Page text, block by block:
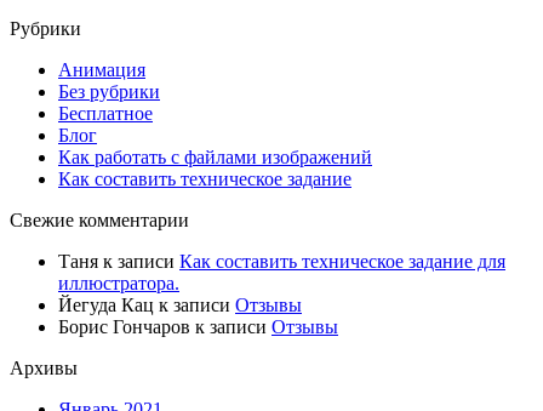
Рубрики
Анимация
Без рубрики
Бесплатное
Блог
Как работать с файлами изображений
Как составить техническое задание
Свежие комментарии
Таня к записи Как составить техническое задание для
иллюстратора.
Йегуда Кац к записи Отзывы
Борис Гончаров к записи Отзывы
Архивы